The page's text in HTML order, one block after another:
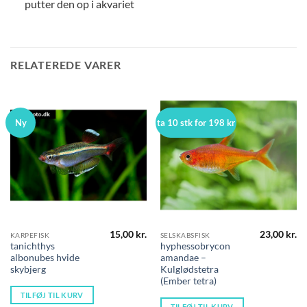
putter den op i akvariet
RELATEREDE VARER
Ny
KARPEFISK
tanichthys
albonubes hvide
skybjerg
15,00 kr.
TILFØJ TIL KURV
ta 10 stk for 198 kr
SELSKABSFISK
hyphessobrycon
amandae –
Kulglødstetra
(Ember tetra)
23,00 kr.